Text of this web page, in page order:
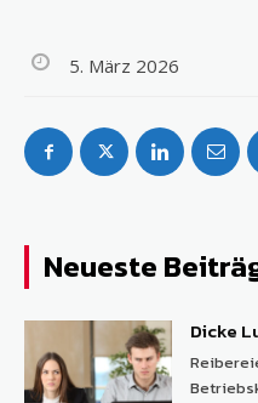
5. März 2026
Neueste
Dicke